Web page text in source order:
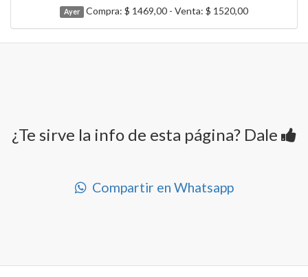
Ayer Compra: $ 1469,00 - Venta: $ 1520,00
¿Te sirve la info de esta página? Dale
Compartir en Whatsapp